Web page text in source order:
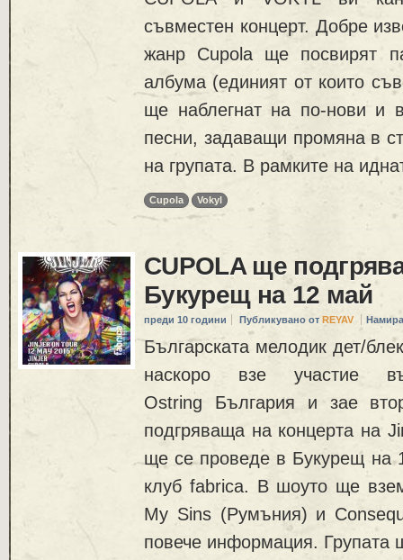
съвместен концерт. Добре
жанр Cupola ще посвирят
албума (единият от които
ще наблегнат на по-нови и
песни, задаващи промяна в
на групата. В рамките на
Cupola Vokyl
CUPOLA ще
Букурещ на 12 май
преди 10 години Публикувано от REYAV
Българската мелодик дет/
наскоро взе участие
Ostring България и зае
подгряваща на концерта на
ще се проведе в Букурещ на
клуб fabrica. В шоуто ще
My Sins (Румъния) и
повече информация.